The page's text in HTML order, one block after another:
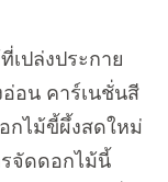
เปล่งประกาย
อน คาร์เนชั่นสี
กไม้ขี้ผึ้งสดใหม่
จัดดอกไม้นี้